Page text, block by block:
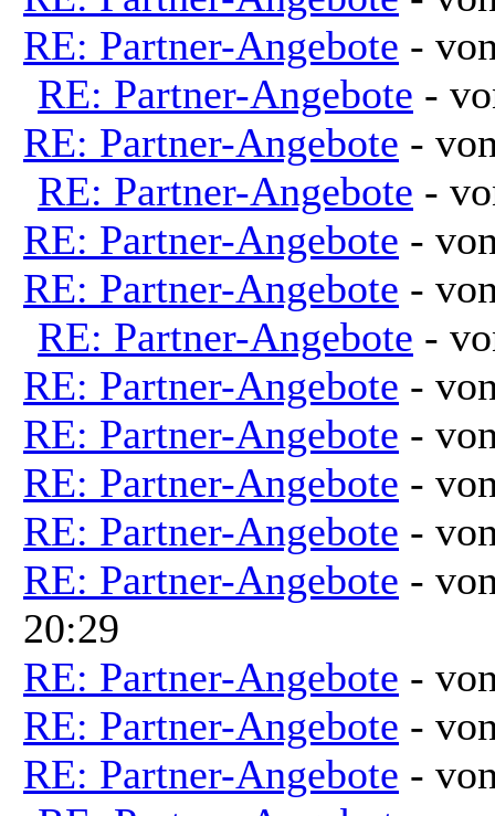
RE: Partner-Angebote -
RE: Partner-Angebote -
RE: Partner-Angebote -
RE: Partner-Angebote -
RE: Partner-Angebote -
RE: Partner-Angebote -
RE: Partner-Angebote -
RE: Partner-Angebote -
RE: Partner-Angebote -
RE: Partner-Angebote -
RE: Partner-Angebote -
RE: Partner-Angebote -
20:29
RE: Partner-Angebote -
RE: Partner-Angebote -
RE: Partner-Angebote -